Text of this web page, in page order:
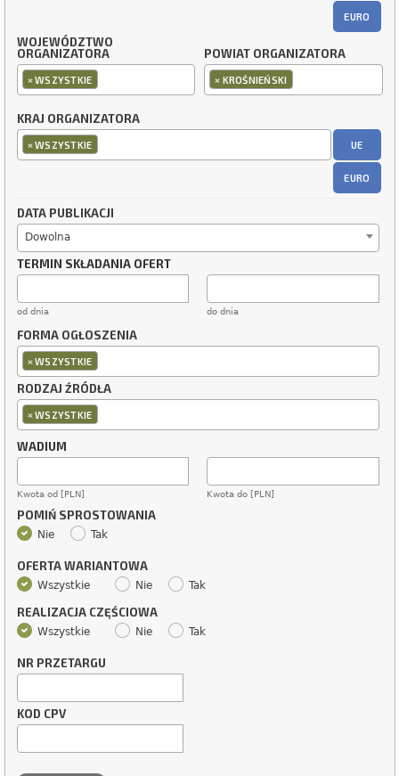
EURO
WOJEWÓDZTWO
ORGANIZATORA
×WSZYSTKIE
POWIAT ORGANIZATORA
× KROŚNIEŃSKI
KRAJ ORGANIZATORA
×WSZYSTKIE UE
EURO
DATA PUBLIKACJI
Dowolna
TERMIN SKŁADANIA OFERT
od dnia do dnia
FORMA OGŁOSZENIA
×WSZYSTKIE
RODZAJ ŹRÓDŁA
×WSZYSTKIE
WADIUM
Kwota od [PLN] Kwota do [PLN]
POMIŃ SPROSTOWANIA
Nie Tak
OFERTA WARIANTOWA
Wszystkie Nie Tak
REALIZACJA CZĘŚCIOWA
Wszystkie Nie Tak
NR PRZETARGU
KOD CPV